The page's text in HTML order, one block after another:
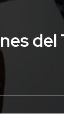
del